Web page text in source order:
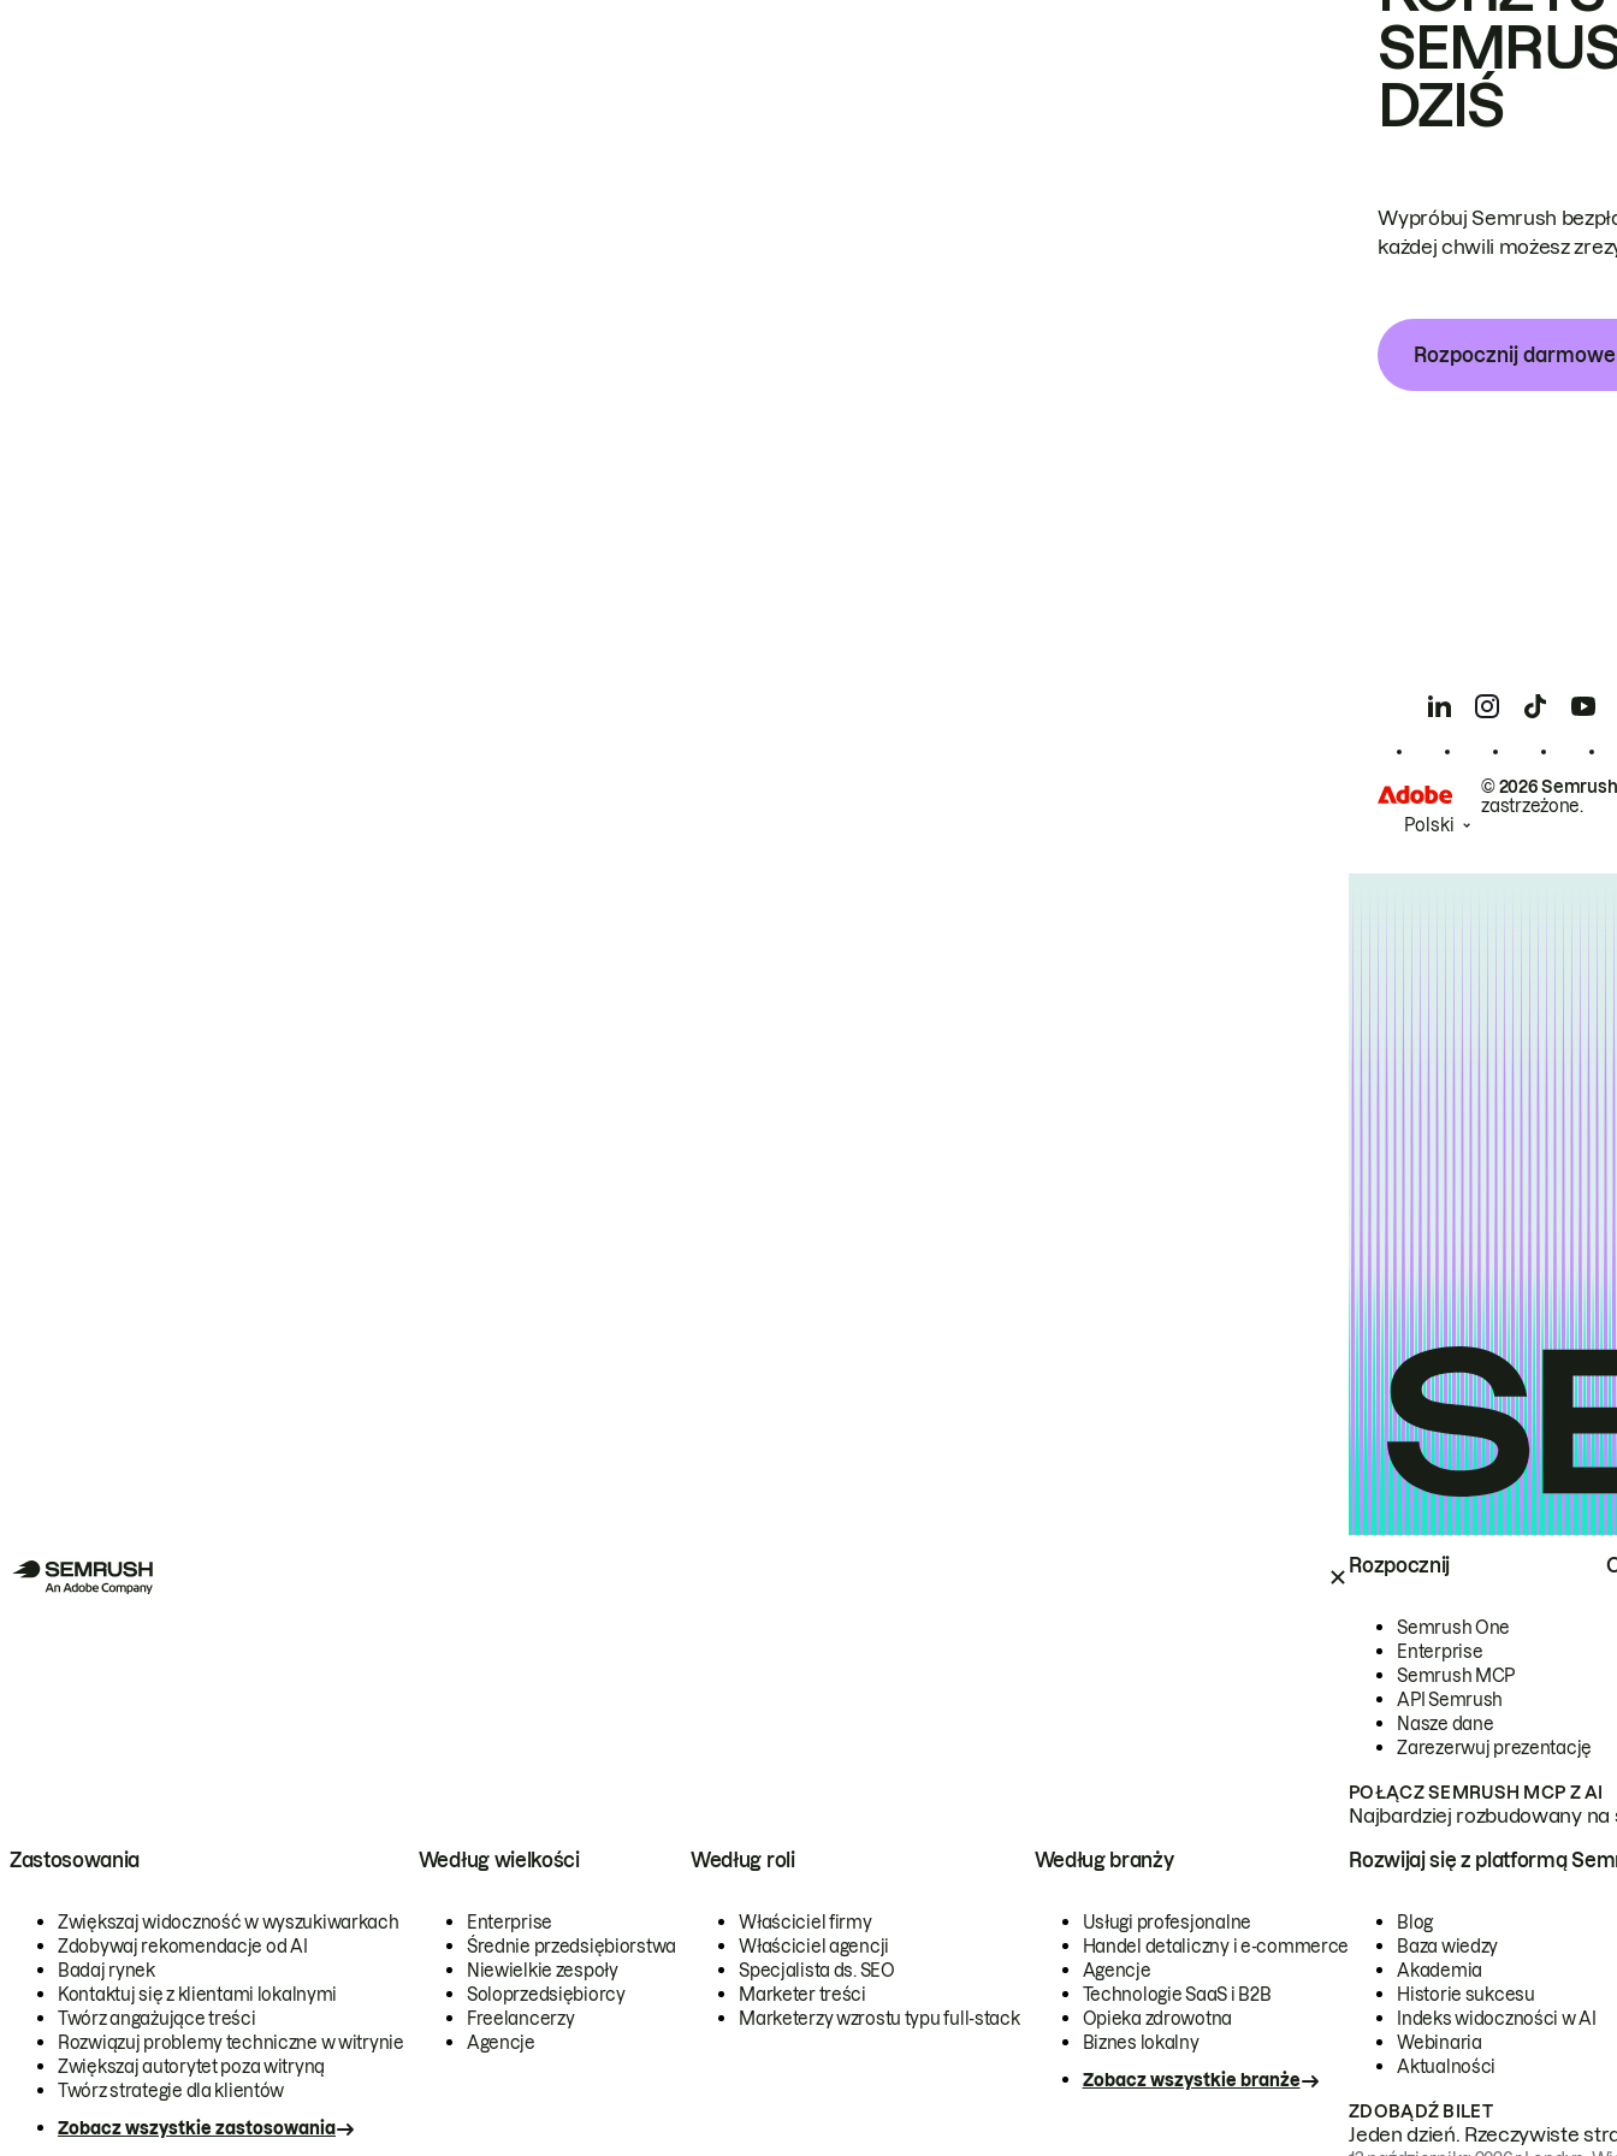
Rozpocznij
Semrush One
Enterprise
Semrush MCP
API Semrush
Nasze dane
Zarezerwuj prezentację
POŁĄCZ SEMRUSH MCP Z AI
Najbardziej rozbudowany
Zastosowania
Zwiększaj widoczność w wyszukiwarkach
Zdobywaj rekomendacje od AI
Badaj rynek
Kontaktuj się z klientami lokalnymi
Twórz angażujące treści
Rozwiązuj problemy techniczne w witrynie
Zwiększaj autorytet poza witryną
Twórz strategie dla klientów
Zobacz wszystkie zastosowania
Według wielkości
Enterprise
Średnie przedsiębiorstwa
Niewielkie zespoły
Soloprzedsiębiorcy
Freelancerzy
Agencje
Według roli
Właściciel firmy
Właściciel agencji
Specjalista ds. SEO
Marketer treści
Marketerzy wzrostu typu full-stack
Według branży
Usługi profesjonalne
Handel detaliczny i e-commerce
Agencje
Technologie SaaS i B2B
Opieka zdrowotna
Biznes lokalny
Zobacz wszystkie branże
Rozwijaj się z platformą
Blog
Baza wiedzy
Akademia
Historie sukcesu
Indeks widoczności w AI
Webinaria
Aktualności
ZDOBĄDŹ BILET
Jeden dzień. Rzeczywiste
DZIŚ
Wypróbuj Semrush
każdej chwili możesz
Rozpocznij
© 2026
zastrzeżone.
Polski